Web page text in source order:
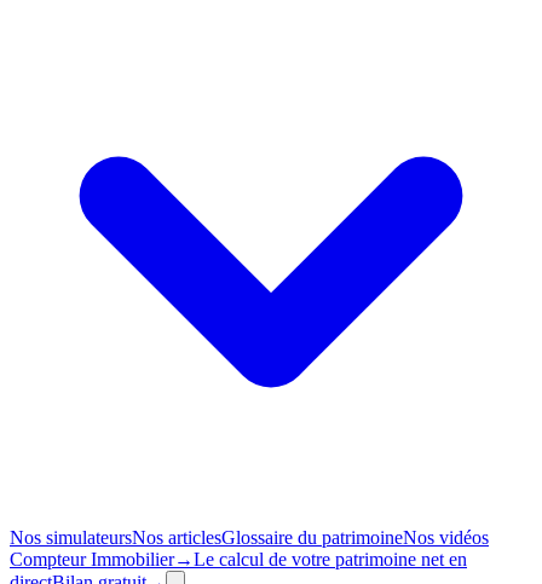
Nos simulateursNos articlesGlossaire du patrimoineNos vidéos
CompteurImmobilier→Le calcul de votre patrimoine net en